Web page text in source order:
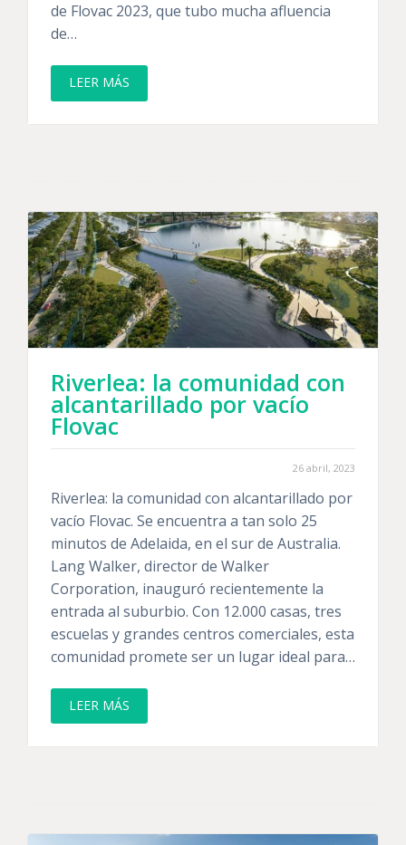
de Flovac 2023, que tubo mucha afluencia
de…
LEER MÁS
Riverlea: la comunidad con
alcantarillado por vacío
Flovac
26 abril, 2023
Riverlea: la comunidad con alcantarillado por
vacío Flovac. Se encuentra a tan solo 25
minutos de Adelaida, en el sur de Australia.
Lang Walker, director de Walker
Corporation, inauguró recientemente la
entrada al suburbio. Con 12.000 casas, tres
escuelas y grandes centros comerciales, esta
comunidad promete ser un lugar ideal para…
LEER MÁS